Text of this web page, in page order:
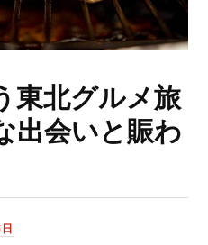
東北グルメ旅
出会いと賑わ